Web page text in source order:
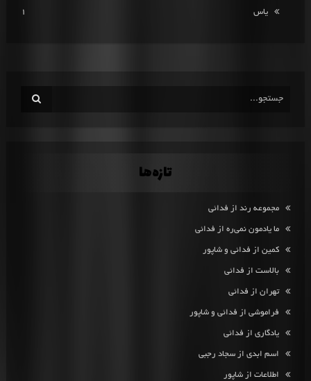
یاس 1
تازه‌ها
مجموعه رند از فدائی
ما یادمون نمی‌ره از فدائی
کمین از فدائی و شاپور
بالاست از فدائی
تهران از فدائی
فراموشی از فدائی و شاپور
یادگاری از فدائی
اسم ابدی از سجاد رجبی
اطلاعات از شاپور